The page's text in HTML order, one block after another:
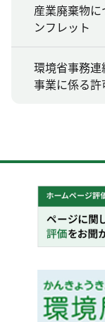
産業廃棄物
ンフレット
環境省事務
事業に係る許